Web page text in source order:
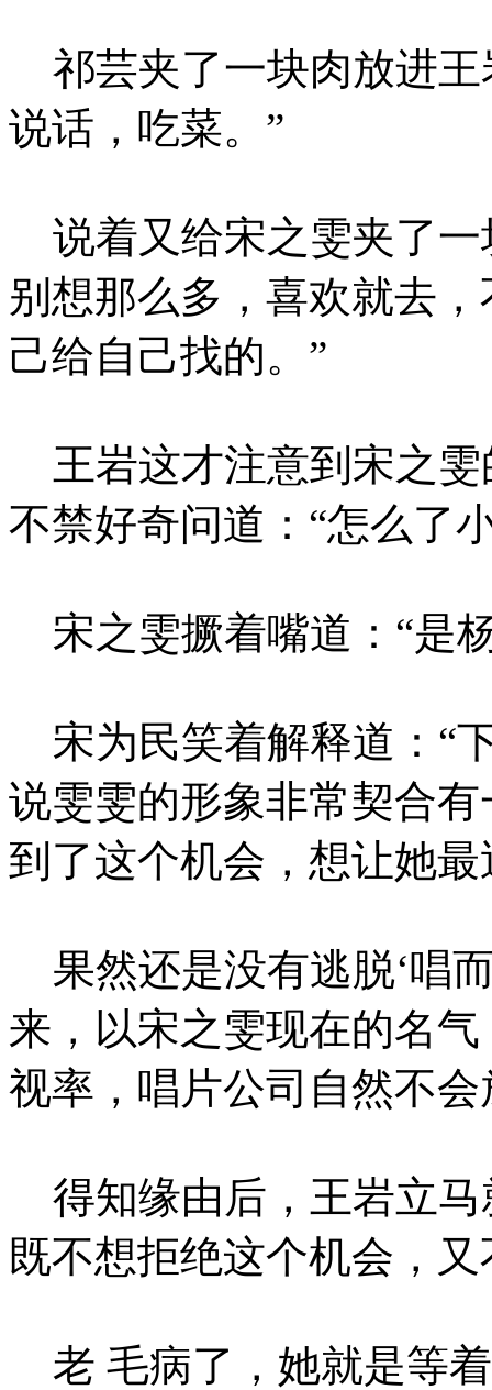
祁芸夹了一块肉放进王
说话，吃菜。”
说着又给宋之雯夹了一
别想那么多，喜欢就去
己给自己找的。”
王岩这才注意到宋之雯
不禁好奇问道：“怎么了
宋之雯撅着嘴道：“是
宋为民笑着解释道：“
说雯雯的形象非常契合
到了这个机会，想让她
果然还是没有逃脱‘唱
来，以宋之雯现在的名
视率，唱片公司自然不
得知缘由后，王岩立马
既不想拒绝这个机会，
老 毛病了，她就是等